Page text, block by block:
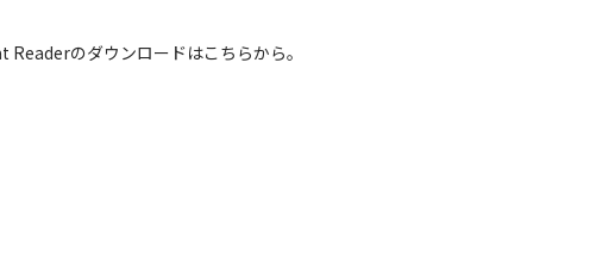
、電話番号などは、現在のものと異なるもの
されている取扱説明書の内容は、お手持ち
内容とは異なる場合がございますのでご了
のダウンロードはこちらから。